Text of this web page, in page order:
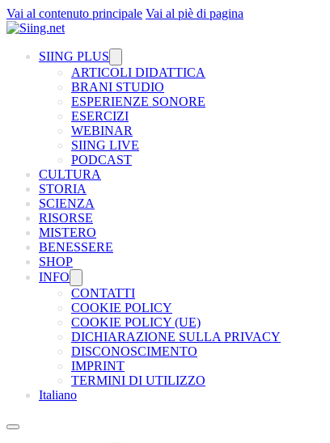
Vai al contenuto principale Vai al piè di pagina
SIING PLUS
ARTICOLI DIDATTICA
BRANI STUDIO
ESPERIENZE SONORE
ESERCIZI
WEBINAR
SIING LIVE
PODCAST
CULTURA
STORIA
SCIENZA
RISORSE
MISTERO
BENESSERE
SHOP
INFO
CONTATTI
COOKIE POLICY
COOKIE POLICY (UE)
DICHIARAZIONE SULLA PRIVACY
DISCONOSCIMENTO
IMPRINT
TERMINI DI UTILIZZO
Italiano